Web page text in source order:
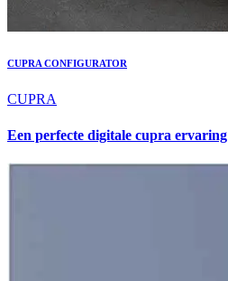
CUPRA CONFIGURATOR
CUPRA
Een perfecte digitale cupra ervaring